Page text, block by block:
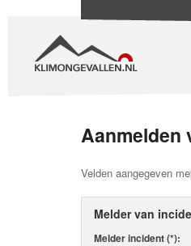
Aanmelden
Velden aangegeven
Melder van
Melder incident (*):